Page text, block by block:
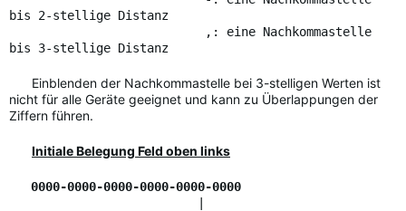
bis 2-stellige Distanz
,: eine Nachkommastelle
bis 3-stellige Distanz
Einblenden der Nachkommastelle bei 3-stelligen Werten ist
nicht für alle Geräte geeignet und kann zu Überlappungen der
Ziffern führen.
Initiale Belegung Feld oben links
0000-0000-0000-0000-0000-0000